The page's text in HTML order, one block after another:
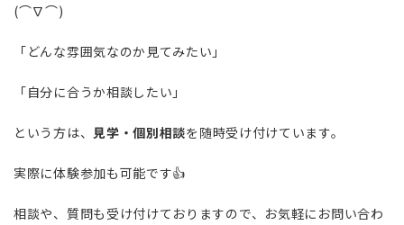
(⌒∇⌒)
「どんな雰囲気なのか見てみたい」
「自分に合うか相談したい」
という方は、 見学・個別相談を随時受け付けています。
実際に体験参加も可能です👍
相談や、質問も受け付けておりますので、お気軽にお問い合わ